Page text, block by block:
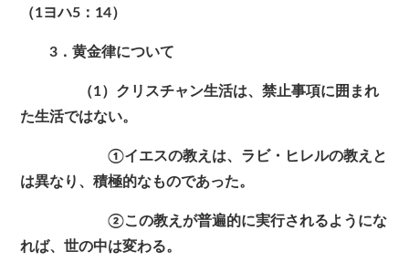
（1ヨハ5：14）
3．黄金律について
（1）クリスチャン生活は、禁止事項に囲まれ
た生活ではない。
①イエスの教えは、ラビ・ヒレルの教えと
は異なり、積極的なものであった。
②この教えが普遍的に実行されるようにな
れば、世の中は変わる。